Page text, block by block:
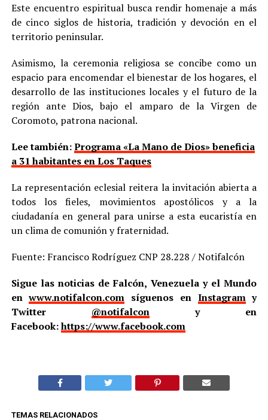
Este encuentro espiritual busca rendir homenaje a más
de cinco siglos de historia, tradición y devoción en el
territorio peninsular.
Asimismo, la ceremonia religiosa se concibe como un
espacio para encomendar el bienestar de los hogares, el
desarrollo de las instituciones locales y el futuro de la
región ante Dios, bajo el amparo de la Virgen de
Coromoto, patrona nacional.
Lee también:Programa «La Mano de Dios» beneficia
a 31 habitantes en Los Taques
La representación eclesial reitera la invitación abierta a
todos los fieles, movimientos apostólicos y a la
ciudadanía en general para unirse a esta eucaristía en
un clima de comunión y fraternidad.
Fuente: Francisco Rodríguez CNP 28.228 / Notifalcón
Sigue las noticias de Falcón, Venezuela y el Mundo
enwww.notifalcon.com síguenos en Instagramy
Twitter @notifalcony en
Facebook:https://www.facebook.com
TEMAS RELACIONADOS